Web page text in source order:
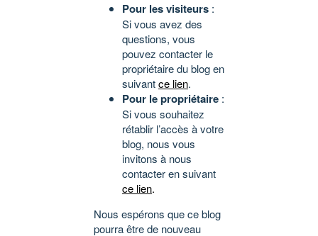
Pour les visiteurs :
Si vous avez des
questions, vous
pouvez contacter le
propriétaire du blog en
suivantce lien.
Pour le propriétaire :
Si vous souhaitez
rétablir l’accès à votre
blog, nous vous
invitons à nous
contacter en suivant
ce lien.
Nous espérons que ce blog
pourra être de nouveau